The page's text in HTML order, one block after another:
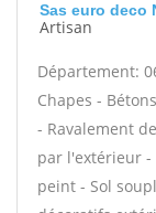
Sas euro deco
Artisan
Département:
Chapes -
- Ravalement
par l'extérieur -
peint - Sol